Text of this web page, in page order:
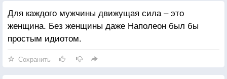
Для каждого мужчины движущая сила – это
женщина. Без женщины даже Наполеон был бы
простым идиотом.
Сохранить